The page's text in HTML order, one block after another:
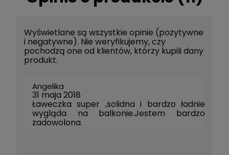
Wyświetlane są wszystkie opinie (pozytywne
i negatywne). Nie weryfikujemy, czy
pochodzą one od klientów, którzy kupili dany
produkt.
Angelika
31 maja 2018
Ławeczka super ,solidna i bardzo ładnie
wygląda na balkonie.Jestem bardzo
zadowolona.